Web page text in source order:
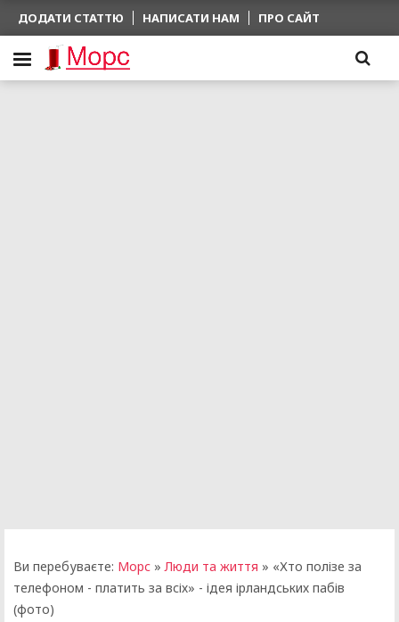
ДОДАТИ СТАТТЮ НАПИСАТИ НАМ ПРО САЙТ
Ви перебуваєте: Морс »Люди та життя » «Хто полізе за
телефоном - платить за всіх» - ідея ірландських пабів
(фото)